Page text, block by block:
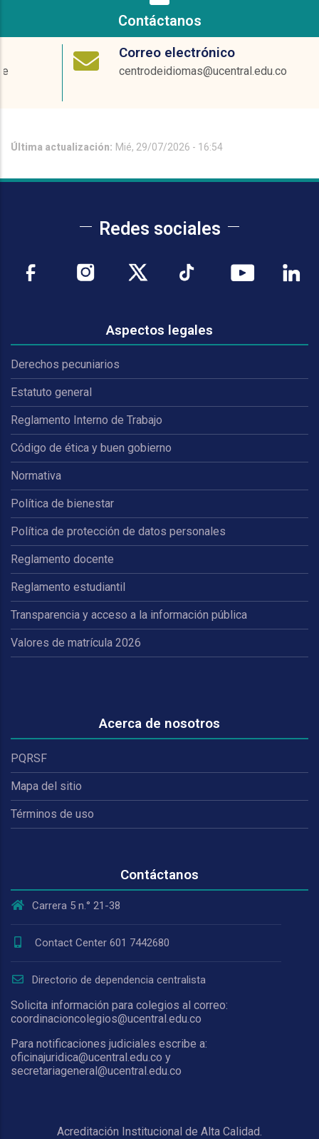
Contáctanos
Correo electrónico
centrodeidiomas@ucentral.edu.co
Última actualización: Mié, 29/07/2026 - 16:54
Redes sociales
Aspectos legales
Derechos pecuniarios
Estatuto general
Reglamento Interno de Trabajo
Código de ética y buen gobierno
Normativa
Política de bienestar
Política de protección de datos personales
Reglamento docente
Reglamento estudiantil
Transparencia y acceso a la información pública
Valores de matrícula 2026
Acerca de nosotros
PQRSF
Mapa del sitio
Términos de uso
Contáctanos
Carrera 5 n.° 21-38
Contact Center 601 7442680
Directorio de dependencia centralista
Solicita información para colegios al correo:
coordinacioncolegios@ucentral.edu.co
Para notificaciones judiciales escribe a:
oficinajuridica@ucentral.edu.co y
secretariageneral@ucentral.edu.co
Acreditación Institucional de Alta Calidad.